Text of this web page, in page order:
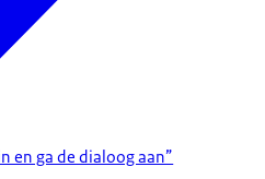
en ga de dialoog aan”